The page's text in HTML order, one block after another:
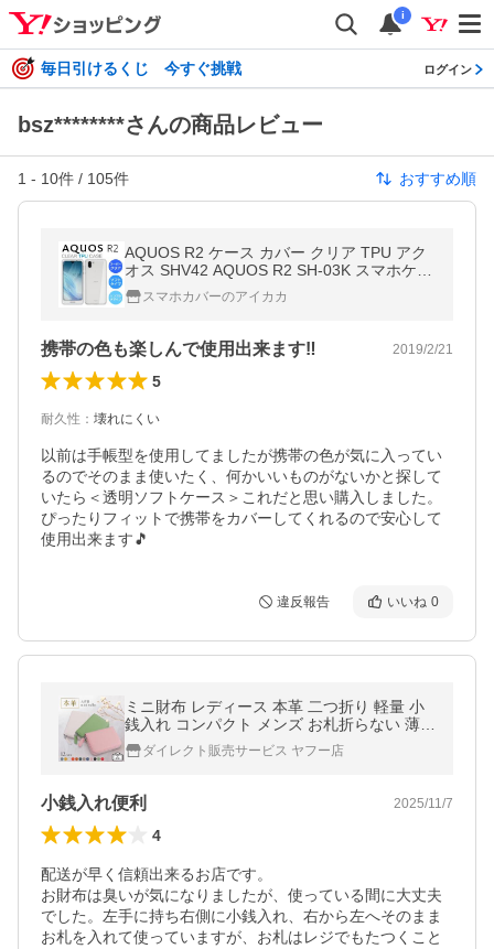
i
毎日引けるくじ 今すぐ挑戦 ログイン
bsz********さんの商品レビュー
1 - 10件 / 105件 おすすめ順
AQUOS R2 ケース カバー クリア TPU アク
オス SHV42 AQUOS R2 SH-03K スマホケー
ス スマホカバー
スマホカバーのアイカカ
携帯の色も楽しんで使用出来ます‼️ 2019/2/21
5
耐久性 ： 壊れにくい
以前は手帳型を使用してましたが携帯の色が気に入ってい
るのでそのまま使いたく、何かいいものがないかと探して
いたら＜透明ソフトケース＞これだと思い購入しました。
ぴったりフィットで携帯をカバーしてくれるので安心して
使用出来ます🎵
違反報告 いいね 0
ミニ財布 レディース 本革 二つ折り 軽量 小
銭入れ コンパクト メンズ お札折らない 薄い
おしゃれ カードたくさん 軽い 小銭出しやす
い スキミング防止
ダイレクト販売サービス ヤフー店
小銭入れ便利 2025/11/7
4
配送が早く信頼出来るお店です。
お財布は臭いが気になりましたが、使っている間に大丈夫
でした。左手に持ち右側に小銭入れ、右から左へそのまま
お札を入れて使っていますが、お札はレジでもたつくこと